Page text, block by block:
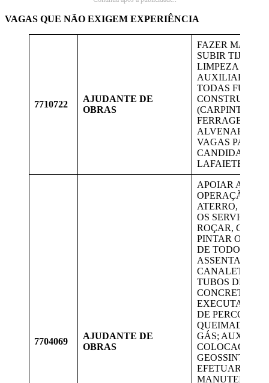
VAGAS QUE NÃO EXIGEM EXPERIÊNCIA
7710722
AJUDANTE DE
OBRAS
FAZER
SUBIR TIJOLO,
LIMPEZA
AUXILIAR EM
TODAS
CONSTRUÇÃO
(CARPINTARIA,
FERRAGENS,
ALVENARIA
VAGAS PARA
CANDIDATOS
LAFAIETE.
7704069
AJUDANTE DE
OBRAS
APOIAR A
OPERAÇÃO DO
ATERRO,
OS SERVIÇOS
ROÇAR,
PINTAR O
DE TODO O
ASSENTAR AS
CANALETAS E
TUBOS DE
CONCRETO,
EXECUTAR
DE
GÁS;
COLOCAÇÃO
EFETUAR A
MANUTENÇÃO